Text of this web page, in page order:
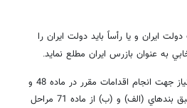
ايران و يا رأساً بايد دولت ايران را
به عنوان بازرس ايران مطلع نمايد.
بهرحال،‌در رابطه با بازرسان مورد نياز جهت انجام اقدامات مقرر در ماده 48 و
اجراي بازرسي‌هاي غيرمعمول بر طبق بندهاي (الف) و (ب) از ماده 71 مراحل